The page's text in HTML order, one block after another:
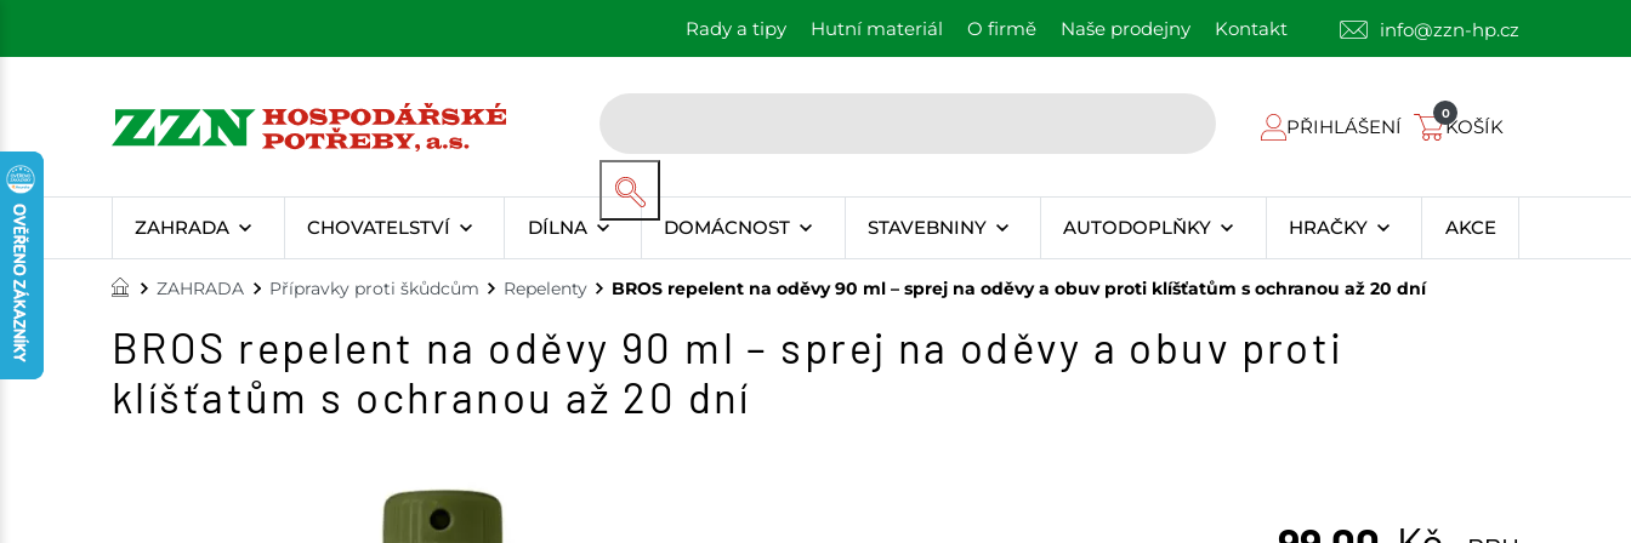
Rady a tipy Hutní materiál O firmě Naše prodejny Kontakt info@zzn-hp.cz
PŘIHLÁŠENÍ
0
KOŠÍK
ZAHRADA CHOVATELSTVÍ DÍLNA DOMÁCNOST STAVEBNINY AUTODOPLŇKY HRAČKY AKCE
ZAHRADA Přípravky proti škůdcům Repelenty BROS repelent na oděvy 90 ml – sprej na oděvy a obuv proti klíšťatům s ochranou až 20 dní
BROS repelent na oděvy 90 ml – sprej na oděvy a obuv proti
klíšťatům s ochranou až 20 dní